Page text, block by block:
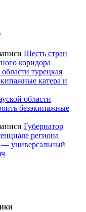
Шесть стран
коридора
турецкая
катера и
области
безэкипажные
Губернатор
региона
— универсальный